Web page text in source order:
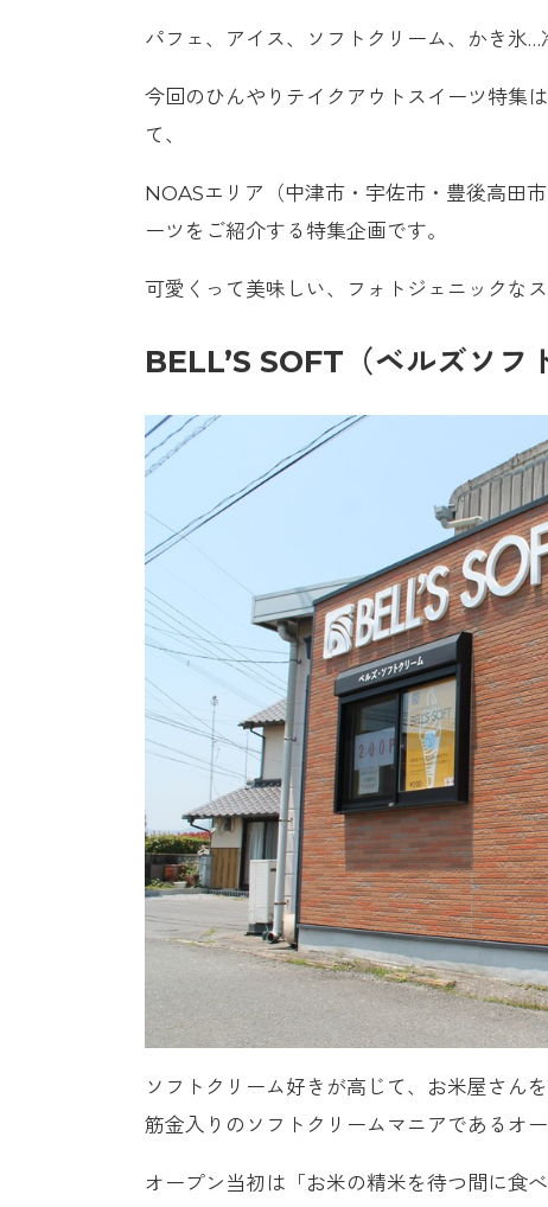
パフェ、アイス、ソフトクリーム、かき氷
今回のひんやりテイクアウトスイーツ特集
て、
NOASエリア（中津市・宇佐市・豊後高田
ーツをご紹介する特集企画です。
可愛くって美味しい、フォトジェニックな
BELL’S SOFT（ベルズソフ
ソフトクリーム好きが高じて、お米屋さん
筋金入りのソフトクリームマニアであるオー
オープン当初は「お米の精米を待つ間に食